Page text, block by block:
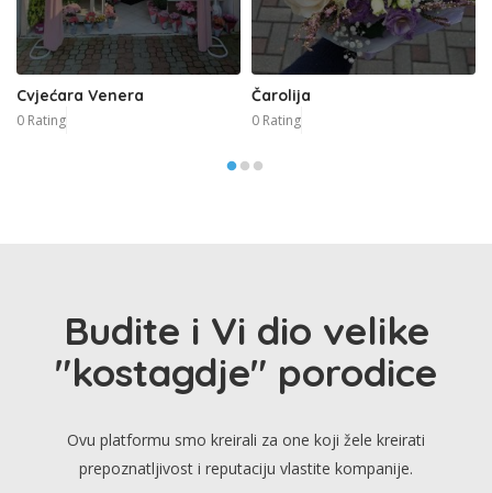
Cvjećara Venera
0 Rating
Čarolija
0 Rating
Budite i Vi dio velike
"kostagdje" porodice
Ovu platformu smo kreirali za one koji žele kreirati
prepoznatljivost i reputaciju vlastite kompanije.